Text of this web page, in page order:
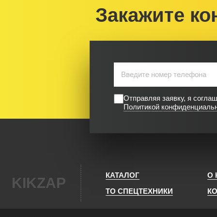
Закажите
Отправляя заявку, я
Политикой
KIKZAP КАТАЛОГ
О
ТО СПЕЦТЕХНИКИ